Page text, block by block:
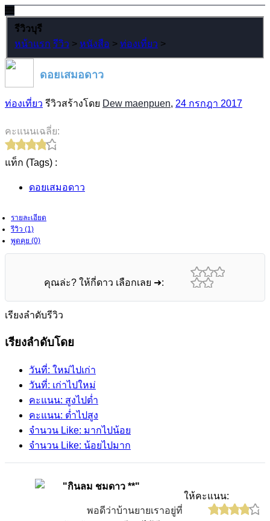
รีวิวบุรี
หน้าแรก รีวิว > หนังสือ > ท่องเที่ยว >
ดอยเสมอดาว
ท่องเที่ยว รีวิวสร้างโดย Dew maenpuen, 24 กรกฎา 2017
คะแนนเฉลี่ย:
แท็ก (Tags) :
ดอยเสมอดาว
รายละเอียด
รีวิว (1)
พูดคุย (0)
คุณล่ะ? ให้กี่ดาว เลือกเลย ➜:
เรียงลำดับรีวิว
เรียงลำดับโดย
วันที่: ใหม่ไปเก่า
วันที่: เก่าไปใหม่
คะแนน: สูงไปต่ำ
คะแนน: ต่ำไปสูง
จำนวน Like: มากไปน้อย
จำนวน Like: น้อยไปมาก
ให้คะแนน:
"กินลม ชมดาว **"
พอดีว่าบ้านยายเราอยู่ที่